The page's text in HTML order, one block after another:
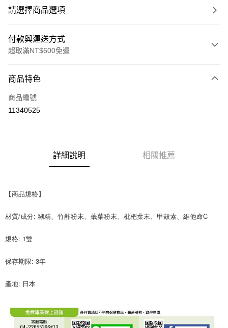
請選擇商品選項
付款與運送方式
超取滿NT$600免運
信用卡一次付款
超商取貨付款
Google Pay
全盈+PAY
AFTEE先享後付
【關於「AFTEE先享後付」】
１．簡單：不需註冊會員、不需綁卡、不需儲值。
【「AFTEE先享後付」結帳流程】
ATM付款
全家取貨付款
每筆NT$70，滿NT$600(含以上)免運費
商品特色
商品編號
11340525
詳細說明 相關推薦
【商品規格】
材質/成分: 糊精、竹酢粉末、蕺菜粉末、枇杷葉末、甲殼素、維他命C
規格: 1雙
保存期限: 3年
產地: 日本